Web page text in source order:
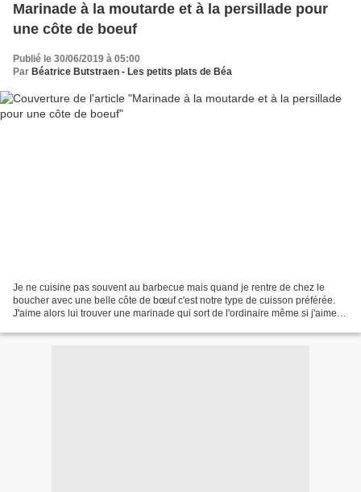
Marinade à la moutarde et à la persillade pour
une côte de boeuf
Publié le 30/06/2019 à 05:00
Par Béatrice Butstraen - Les petits plats de Béa
Je ne cuisine pas souvent au barbecue mais quand je rentre de chez le
boucher avec une belle côte de bœuf c'est notre type de cuisson préférée.
J'aime alors lui trouver une marinade qui sort de l'ordinaire même si j'aime